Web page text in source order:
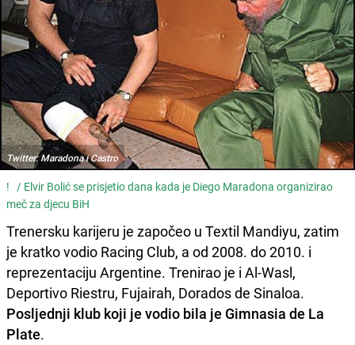
Twitter: Maradona i Castro
! / Elvir Bolić se prisjetio dana kada je Diego Maradona organizirao
meč za djecu BiH
Trenersku karijeru je započeo u Textil Mandiyu, zatim
je kratko vodio Racing Club, a od 2008. do 2010. i
reprezentaciju Argentine. Trenirao je i Al-Wasl,
Deportivo Riestru, Fujairah, Dorados de Sinaloa.
Posljednji klub koji je vodio bila je Gimnasia de La
Plate.